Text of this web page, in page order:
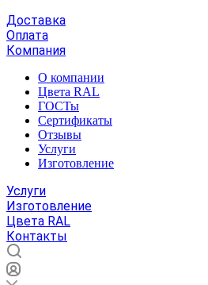
Доставка
Оплата
Компания
О компании
Цвета RAL
ГОСТы
Сертификаты
Отзывы
Услуги
Изготовление
Услуги
Изготовление
Цвета RAL
Контакты